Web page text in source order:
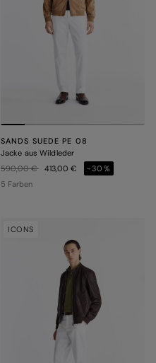
SANDS SUEDE PE 08
Jacke aus Wildleder
Preis reduziert von
590,00 €auf413,00 €
-30%
5 Farben
ICONS